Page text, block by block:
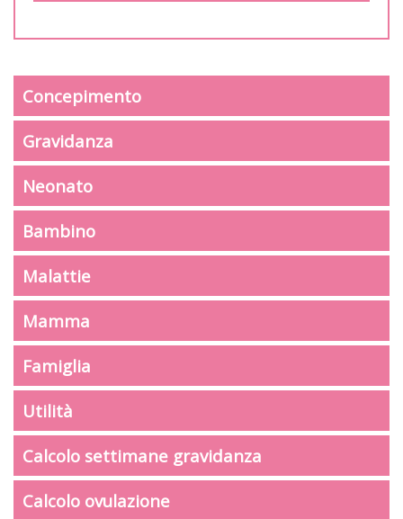
Concepimento
Gravidanza
Neonato
Bambino
Malattie
Mamma
Famiglia
Utilità
Calcolo settimane gravidanza
Calcolo ovulazione